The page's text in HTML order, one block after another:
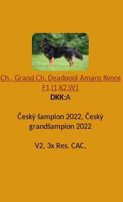
Ch., Grand Ch. Deadpool Amans Kynos
F1,I1,K2,W1
DKK:A
Český šampion 2022, Český
grandšampion 2022
V2, 3x Res. CAC,